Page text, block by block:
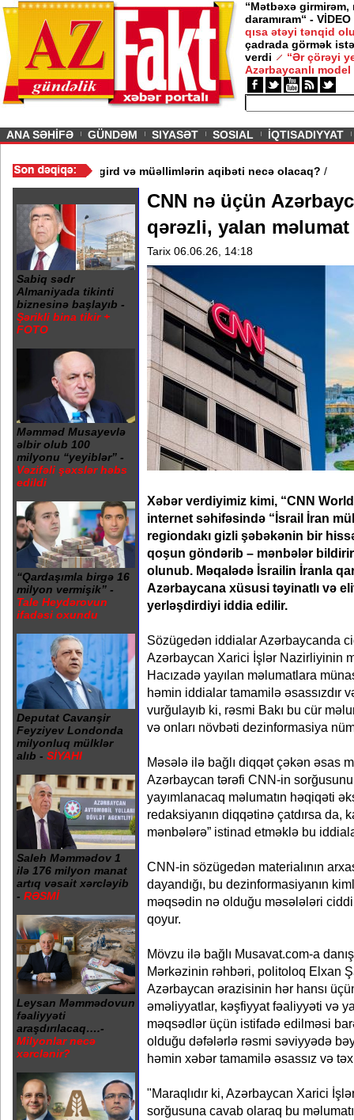
“Mətbəxə girmirəm,
daramıram“ - VİDEO
qısa ətəyi tənqid
çadrada görmək
verdi
“Ər çörəyi
Azərbaycanlı model
ANA SƏHİFƏ GÜNDƏM SIYASƏT SOSIAL İQTISADIYYAT
3 məktəb bağlandı - Şagird və müəllimlərin aqibəti necə
Sabiq sədr
Almaniyada tikinti
biznesinə başlayıb -
Şərikli bina tikir +
FOTO
Məmməd Musayevlə
əlbir olub 100
milyonu “yeyiblər” -
Vəzifəli şəxslər həbs
edildi
“Qardaşımla birgə 16
milyon vermişik” -
Tale Heydərovun
ifadəsi oxundu
Deputat Cavanşir
Feyziyev Londonda
milyonluq mülklər
alıb - SİYAHI
Saleh Məmmədov 1
ilə 176 milyon manat
artıq vəsait xərcləyib
- RƏSMİ
Leysan Məmmədovun
fəaliyyəti
araşdırılacaq….-
Milyonlar necə
xərclənir?
CNN nə üçün
qərəzli, yalan məlumat
Tarix 06.06.26, 14:18
Xəbər verdiyimiz kimi, “CNN
internet səhifəsində “İsrail İran
regiondakı gizli şəbəkənin bir
qoşun göndərib – mənbələr
olunub. Məqalədə İsrailin İranla
Azərbaycana xüsusi təyinatlı və
yerləşdirdiyi iddia edilir.
Sözügedən iddialar Azərbaycanda
Azərbaycan Xarici İşlər Nazirliyinin
Hacızadə yayılan məlumatlara
həmin iddialar tamamilə əsassızdır
vurğulayıb ki, rəsmi Bakı bu cür
və onları növbəti dezinformasiya
Məsələ ilə bağlı diqqət çəkən əsas
Azərbaycan tərəfi CNN-in
yayımlanacaq məlumatın həqiqəti
redaksiyanın diqqətinə çatdırsa da,
mənbələrə” istinad etməklə bu
CNN-in sözügedən materialının
dayandığı, bu dezinformasiyanın
məqsədin nə olduğu məsələləri
qoyur.
Mövzu ilə bağlı Musavat.com-a
Mərkəzinin rəhbəri, politoloq Elxan
Azərbaycan ərazisinin hər hansı
əməliyyatlar, kəşfiyyat fəaliyyəti və
məqsədlər üçün istifadə edilməsi
olduğu dəfələrlə rəsmi səviyyədə
həmin xəbər tamamilə əsassız və
"Maraqlıdır ki, Azərbaycan Xarici
sorğusuna cavab olaraq bu